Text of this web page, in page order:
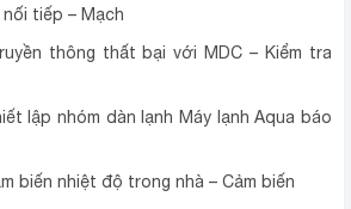
tiếp – Mạch
thông thất bại với MDC – Kiểm tra
lập nhóm dàn lạnh Máy lạnh Aqua báo
biến nhiệt độ trong nhà – Cảm biến